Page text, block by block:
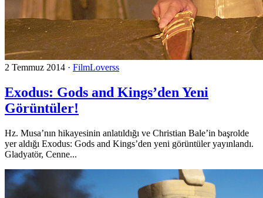
2 Temmuz 2014 · FilmLoverss
Exodus: Gods and Kings’den Yeni
Görüntüler!
Hz. Musa’nın hikayesinin anlatıldığı ve Christian Bale’in başrolde
yer aldığı Exodus: Gods and Kings’den yeni görüntüler yayınlandı.
Gladyatör, Cenne...